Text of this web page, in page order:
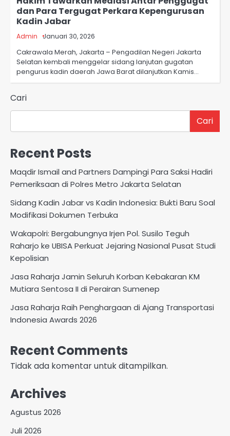
dan Para Tergugat Perkara Kepengurusan
Kadin Jabar
Admin Januari 30, 2026
Cakrawala Merah, Jakarta – Pengadilan Negeri Jakarta
Selatan kembali menggelar sidang lanjutan gugatan
pengurus kadin daerah Jawa Barat dilanjutkan Kamis…
Cari
Cari
Recent Posts
Maqdir Ismail and Partners Dampingi Para Saksi Hadiri
Pemeriksaan di Polres Metro Jakarta Selatan
Sidang Kadin Jabar vs Kadin Indonesia: Bukti Baru Soal
Modifikasi Dokumen Terbuka
Wakapolri: Bergabungnya Irjen Pol. Susilo Teguh
Raharjo ke UBISA Perkuat Jejaring Nasional Pusat Studi
Kepolisian
Jasa Raharja Jamin Seluruh Korban Kebakaran KM
Mutiara Sentosa II di Perairan Sumenep
Jasa Raharja Raih Penghargaan di Ajang Transportasi
Indonesia Awards 2026
Recent Comments
Tidak ada komentar untuk ditampilkan.
Archives
Agustus 2026
Juli 2026